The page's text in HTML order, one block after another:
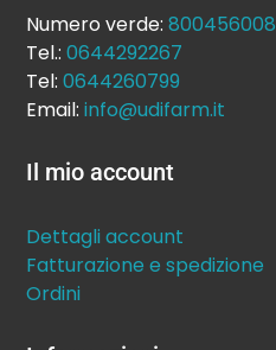
Numero verde:800456008
Tel.:0644292267
Tel:0644260799
Email:info@udifarm.it
Il mio account
Dettagli account
Fatturazione e spedizione
Ordini